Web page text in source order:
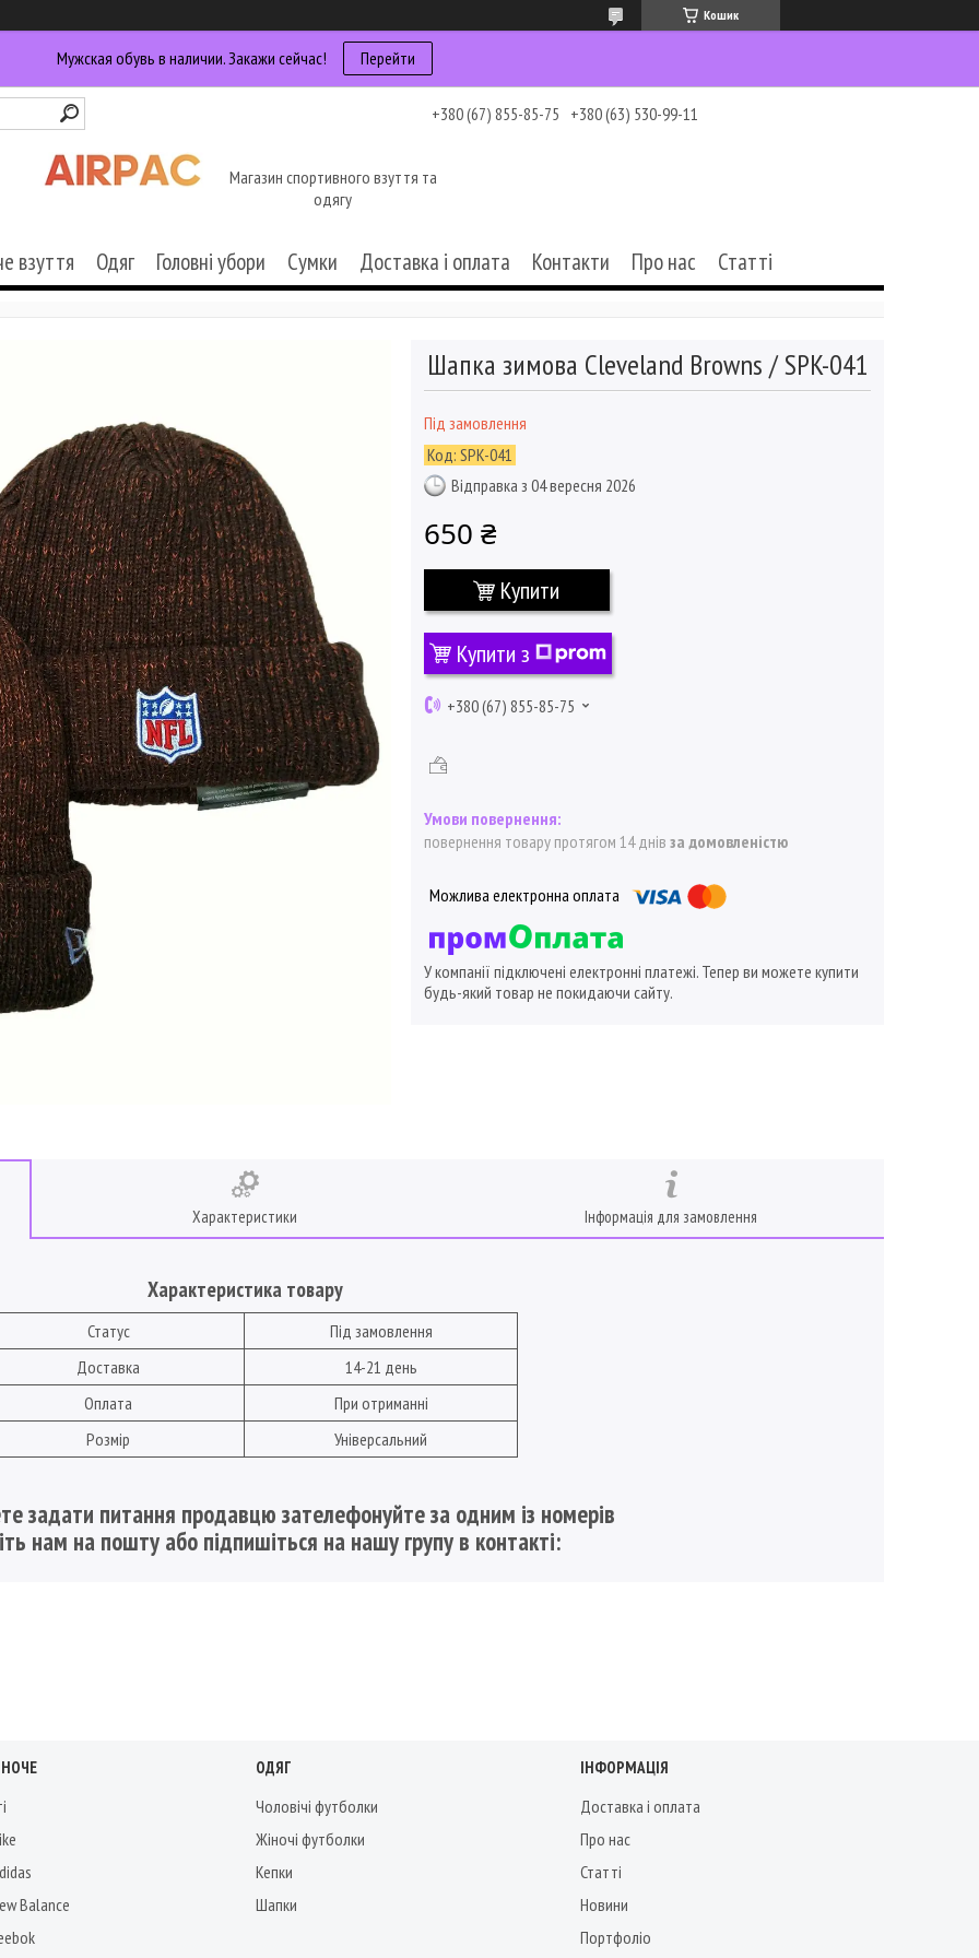
Кошик
Мужская обувь в наличии. Закажи сейчас! Перейти
+380 (67) 855-85-75 +380 (63) 530-99-11
Магазин спортивного взуття та
одягу
взуття Одяг Головні убори Сумки Доставка і оплата Контакти Про нас Статті
Шапка зимова Cleveland Browns / SPK-041
Під замовлення
Код: SPK-041
Відправка з 04 вересня 2026
650 ₴
Купити
Купити з
+380 (67) 855-85-75
повернення товару протягом 14 днів за домовленістю
У компанії підключені електронні платежі. Тепер ви можете купити
будь-який товар не покидаючи сайту.
Характеристики Інформація для замовлення
Характеристика товару
Статус
Під замовлення
Доставка
14-21 день
Оплата
При отриманні
Розмір
Універсальний
задати питання продавцю зателефонуйте за одним із номерів
нам на пошту або підпишіться на нашу групу в контакті:
Balance
ОДЯГ
Чоловічі футболки
Жіночі футболки
Кепки
Шапки
ІНФОРМАЦІЯ
Доставка і оплата
Про нас
Статті
Новини
Портфоліо